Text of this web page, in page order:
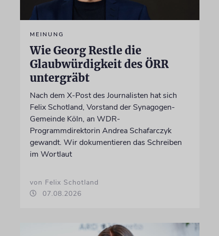
MEINUNG
Wie Georg Restle die
Glaubwürdigkeit des ÖRR
untergräbt
Nach dem X-Post des Journalisten hat sich
Felix Schotland, Vorstand der Synagogen-
Gemeinde Köln, an WDR-
Programmdirektorin Andrea Schafarczyk
gewandt. Wir dokumentieren das Schreiben
im Wortlaut
von Felix Schotland
07.08.2026